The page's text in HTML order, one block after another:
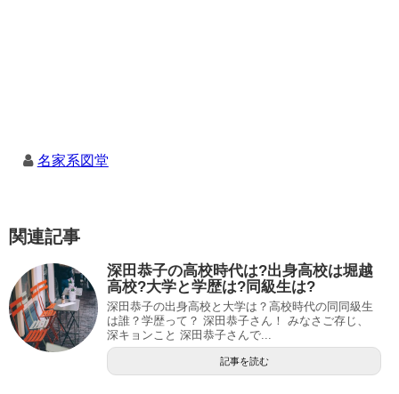
名家系図堂
関連記事
深田恭子の高校時代は?出身高校は堀越
高校?大学と学歴は?同級生は?
深田恭子の出身高校と大学は？高校時代の同同級生
は誰？学歴って？ 深田恭子さん！ みなさご存じ、
深キョンこと 深田恭子さんで...
記事を読む